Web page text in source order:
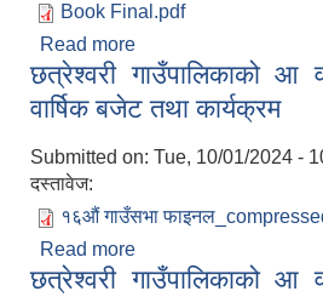
Book Final.pdf
Read more
।
छत्रेश्वरी गाउँपालिकाको
वार्षिक बजेट तथा कार्यक्रम
Submitted on: Tue, 10/01/2024 -
दस्तावेज:
१६औं गाउँसभा
Read more
वार्षिक बजेट तथा कार्यक्रम
छत्रेश्वरी गाउँपालिकाको